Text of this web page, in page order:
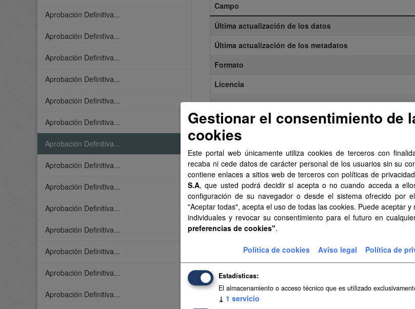
Aprobación Definitiva...
Aprobación Definitiva...
Aprobación Definitiva...
Aprobación Definitiva...
Aprobación Definitiva...
Aprobación Definitiva...
Aprobación Definitiva...
Aprobación Definitiva...
Aprobación Definitiva...
Aprobación Definitiva...
Aprobación Definitiva...
Aprobación Definitiva...
Aprobación Definitiva...
Aprobación Definitiva...
Campo
Última actualización de los datos
Última actualización de los metadatos
Formato
Licencia
Gestionar el consentimiento de
cookies
Este portal web únicamente utiliza cookies de terceros con
recaba ni cede datos de carácter personal de los usuarios sin su
contiene enlaces a sitios web de terceros con políticas de
S.A, que usted podrá decidir si acepta o no cuando acceda a
configuración de su navegador o desde el sistema ofrecido por
"Aceptar todas", acepta el uso de todas las cookies. Puede aceptar
individuales y revocar su consentimiento para el futuro en
preferencias de cookies".
Política de cookies Aviso legal Política de
Estadísticas
El almacenamiento o acceso técnico que es utilizado
↓ 1 servicio